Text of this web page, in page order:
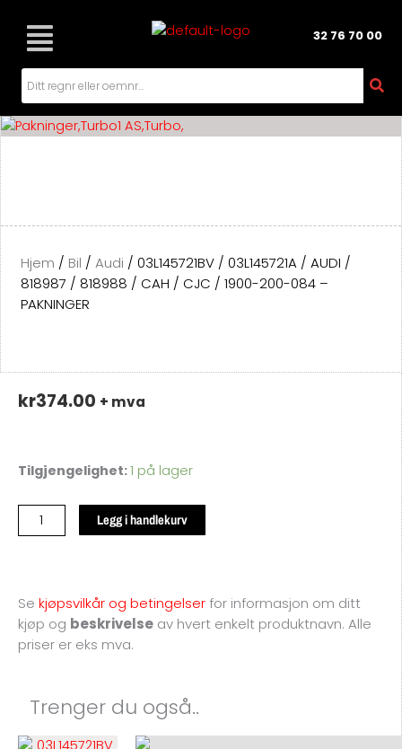
innholdet
32 76 70 00
Hjem / Bil / Audi / 03L145721BV / 03L145721A / AUDI /
818987 / 818988 / CAH / CJC / 1900-200-084 –
PAKNINGER
kr374.00 + mva
Tilgjengelighet 1 på lager
03L145721BV
03L145721A
/
818987
/
818988
/
CJC
/
Legg i handlekurv
Se kjøpsvilkår og betingelserfor informasjon om ditt
kjøp og beskrivelse av hvert enkelt produktnavn. Alle
priser er eks mva.
Trenger du også..